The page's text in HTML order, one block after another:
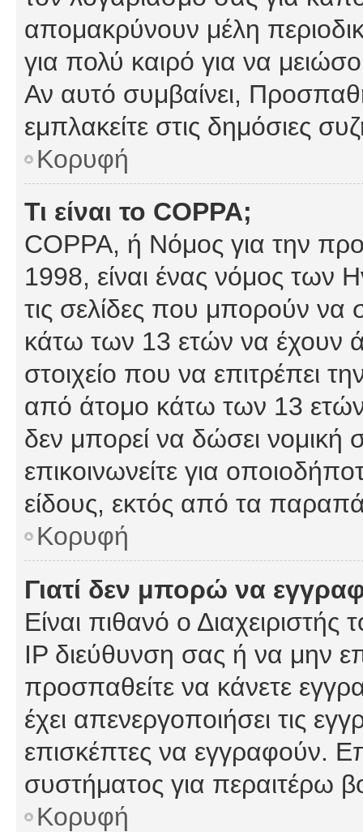
απομακρύνουν μέλη
για πολύ καιρό για να
Αν αυτό συμβαίνει,
εμπλακείτε στις δημόσιες
Κορυφή
Τι είναι το COPPA;
COPPA, ή Νόμος για την
1998, είναι ένας νόμος των
τις σελίδες που μπορούν να
κάτω των 13 ετών να έχουν
στοιχείο που να επιτρέπει
από άτομο κάτω των 13
δεν μπορεί να δώσει νομική
επικοινωνείτε για
είδους, εκτός από τα
Κορυφή
Γιατί δεν μπορώ να
Είναι πιθανό ο
IP διεύθυνση σας ή να μην
προσπαθείτε να κάνετε
έχει απενεργοποιήσει τις
επισκέπτες να εγγραφούν.
συστήματος για περαιτέρω
Κορυφή